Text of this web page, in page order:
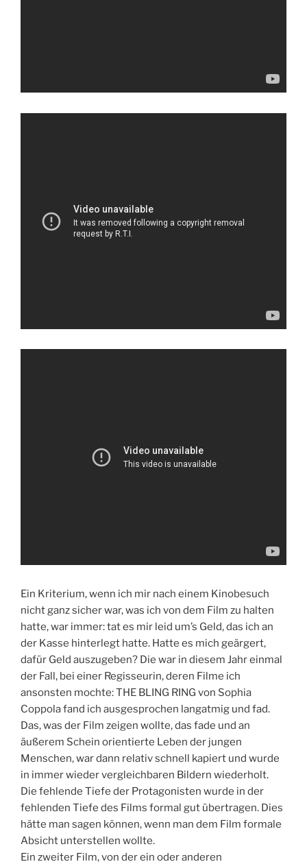
Ein Kriterium, wenn ich mir nach einem Kinobesuch
nicht ganz sicher war, was ich von dem Film zu halten
hatte, war immer: tat es mir leid um’s Geld, das ich an
der Kasse hinterlegt hatte. Hatte es mich geärgert,
dafür Geld auszugeben? Die war in diesem Jahr einmal
der Fall, bei einer Regisseurin, deren Filme ich
ansonsten mochte: THE BLING RING von Sophia
Coppola fand ich ausgesprochen langatmig und fad.
Das, was der Film zeigen wollte, das fade und an
äußerem Schein orientierte Leben der jungen
Menschen, war dann relativ schnell kapiert und wurde
in immer wieder vergleichbaren Bildern wiederholt.
Die fehlende Tiefe der Protagonisten wurde in der
fehlenden Tiefe des Films formal gut übertragen. Dies
hätte man sagen können, wenn man dem Film formale
Absicht unterstellen wollte.
Ein zweiter Film, von der ein oder anderen